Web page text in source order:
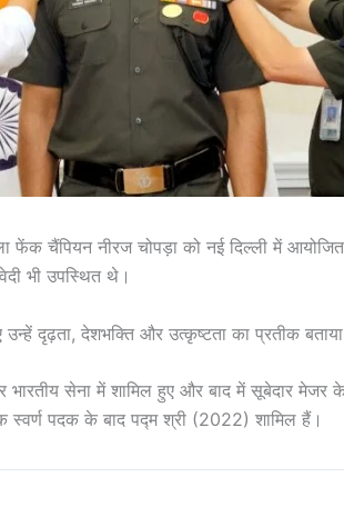
चैंपियन नीरज चोपड़ा को नई दिल्ली में आयोजित
भी उपस्थित थे।
दृढ़ता, देशभक्ति और उत्कृष्टता का प्रतीक
भारतीय सेना में शामिल हुए और बाद में सूबेदार
पदक के बाद पद्म श्री (2022) शामिल हैं।